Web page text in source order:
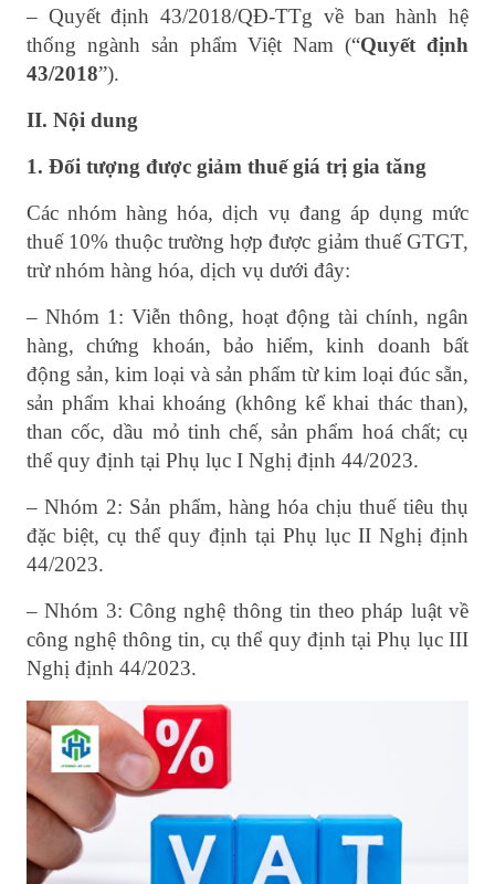
– Quyết định 43/2018/QĐ-TTg về ban hành hệ
thống ngành sản phẩm Việt Nam (“Quyết định
43/2018”).
II. Nội dung
1. Đối tượng được giảm thuế giá trị gia tăng
Các nhóm hàng hóa, dịch vụ đang áp dụng mức
thuế 10% thuộc trường hợp được giảm thuế GTGT,
trừ nhóm hàng hóa, dịch vụ dưới đây:
– Nhóm 1: Viễn thông, hoạt động tài chính, ngân
hàng, chứng khoán, bảo hiểm, kinh doanh bất
động sản, kim loại và sản phẩm từ kim loại đúc sẵn,
sản phẩm khai khoáng (không kể khai thác than),
than cốc, dầu mỏ tinh chế, sản phẩm hoá chất; cụ
thể quy định tại Phụ lục I Nghị định 44/2023.
– Nhóm 2: Sản phẩm, hàng hóa chịu thuế tiêu thụ
đặc biệt, cụ thể quy định tại Phụ lục II Nghị định
44/2023.
– Nhóm 3: Công nghệ thông tin theo pháp luật về
công nghệ thông tin, cụ thể quy định tại Phụ lục III
Nghị định 44/2023.